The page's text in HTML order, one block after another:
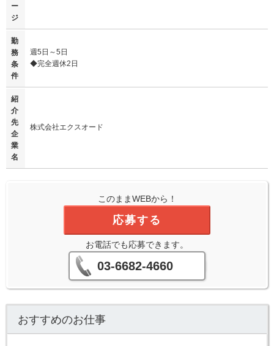
ー
ジ
勤
務
条
件
週5日～5日
◆完全週休2日
紹
介
先
企
業
名
株式会社エクスオード
このままWEBから！
応募する
お電話でも応募できます。
03-6682-4660
おすすめのお仕事